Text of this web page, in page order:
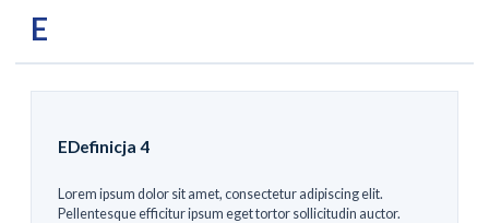
E
EDefinicja 4
Lorem ipsum dolor sit amet, consectetur adipiscing elit.
Pellentesque efficitur ipsum eget tortor sollicitudin auctor.